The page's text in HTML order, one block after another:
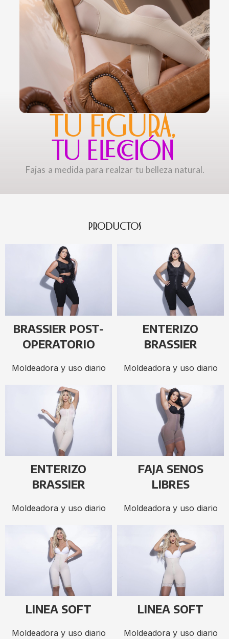
TU FIGURA,
TU ELECCIÓN
Fajas a medida para realzar tu belleza natural.
PRODUCTOS
BRASSIER POST-
OPERATORIO
Moldeadora y uso diario
ENTERIZO
BRASSIER
Moldeadora y uso diario
ENTERIZO
BRASSIER
Moldeadora y uso diario
FAJA SENOS
LIBRES
Moldeadora y uso diario
LINEA SOFT
Moldeadora y uso diario
LINEA SOFT
Moldeadora y uso diario